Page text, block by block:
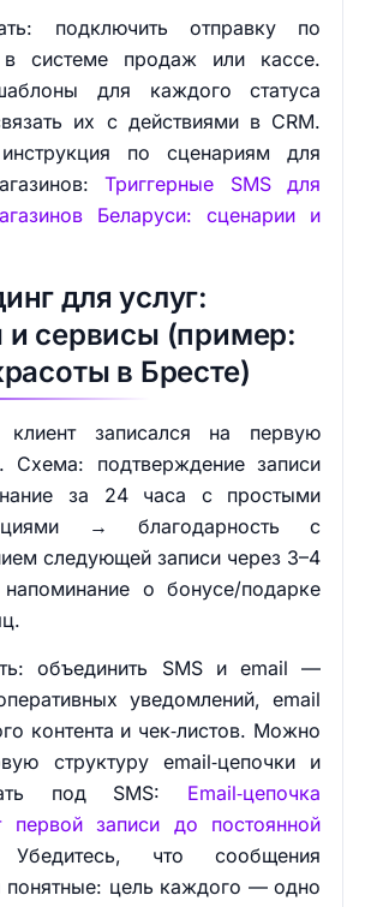
подключить отправку по
системе продаж или кассе.
для каждого статуса
их с действиями в CRM.
по сценариям для
Триггерные SMS для
Беларуси: сценарии и
для услуг:
и сервисы (пример:
в Бресте)
клиент записался на первую
Схема: подтверждение записи
за 24 часа с простыми
→ благодарность с
следующей записи через 3–4
о бонусе/подарке
объединить SMS и email —
уведомлений, email
контента и чек‑листов. Можно
структуру email‑цепочки и
под SMS: Email‑цепочка
первой записи до постоянной
что сообщения
понятные: цель каждого — одно